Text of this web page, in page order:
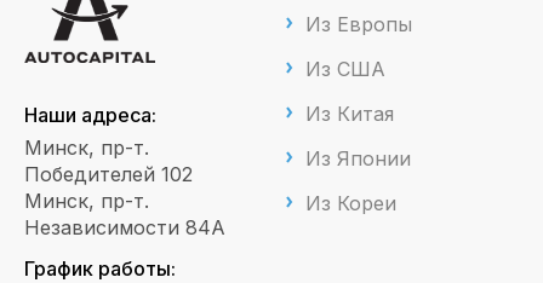
Наши адреса:
Минск, пр-т.
Победителей 102
Минск, пр-т.
Независимости 84А
График работы:
Из Европы
Из США
Из Китая
Из Японии
Из Кореи